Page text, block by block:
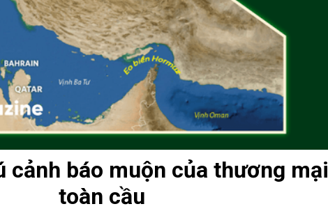
cảnh báo muộn của thương mại
toàn cầu